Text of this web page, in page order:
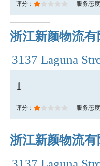
评分： 服务态度
浙江新颜物流有
3137 Laguna
1
评分： 服务态度
浙江新颜物流有
3137 Laguna